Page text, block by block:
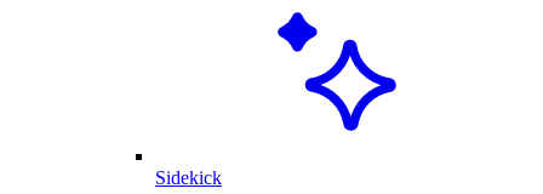
Sidekick